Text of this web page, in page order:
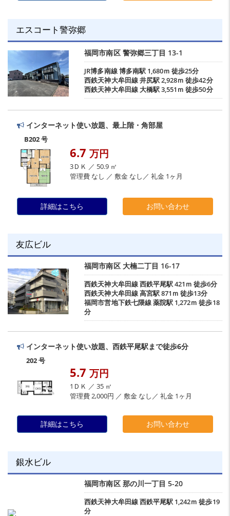
エスコート警弥郷
福岡市南区 警弥郷三丁目 13-1
JR博多南線博多南駅1,680ｍ 徒歩25分
西鉄天神大牟田線井尻駅2,928ｍ 徒歩42分
西鉄天神大牟田線大橋駅3,551ｍ 徒歩50分
インターネット使い放題、最上階・角部屋
B202 号
6.7 万円
3ＤＫ ／ 50.9 ㎡
管理費 なし ／ 敷金 なし／ 礼金 1ヶ月
詳細はこちら お問い合わせ
友広ビル
福岡市南区 大楠二丁目 16-17
西鉄天神大牟田線西鉄平尾駅421ｍ 徒歩6分
西鉄天神大牟田線高宮駅871ｍ 徒歩13分
福岡市営地下鉄七隈線薬院駅 1,272ｍ 徒歩18
分
インターネット使い放題、西鉄平尾駅まで徒歩6分
202 号
5.7 万円
1ＤＫ ／ 35 ㎡
管理費 2,000円 ／ 敷金 なし／ 礼金 1ヶ月
詳細はこちら お問い合わせ
銀水ビル
福岡市南区 那の川一丁目 5-20
西鉄天神大牟田線西鉄平尾駅 1,242ｍ 徒歩19
分